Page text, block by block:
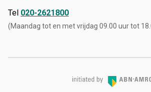
Tel 020-2621800
(Maandag tot en met vrijdag 09.00 uur tot